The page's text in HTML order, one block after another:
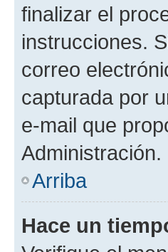
finalizar el
instrucciones.
correo
capturada por
e-mail que
Administración.
Arriba
Hace un